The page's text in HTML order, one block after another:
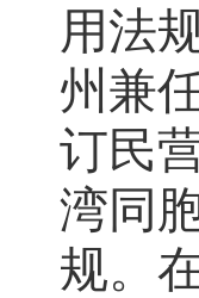
用法
州兼
订民
湾同
规。